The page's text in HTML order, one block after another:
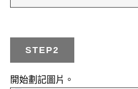
STEP2
開始劃記圖片。